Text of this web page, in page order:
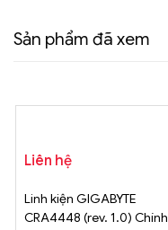
Sản phẩm đã xem
Liên hệ
Linh kiện GIGABYTE
CRA4448 (rev. 1.0) Chính